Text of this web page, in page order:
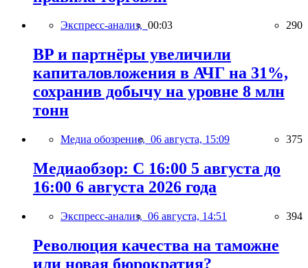
Экспресс-анализ, 00:03 290
BP и партнёры увеличили
капиталовложения в АЧГ на 31%,
сохранив добычу на уровне 8 млн
тонн
Медиа обозрение, 06 августа, 15:09 375
Медиаобзор: С 16:00 5 августа до
16:00 6 августа 2026 года
Экспресс-анализ, 06 августа, 14:51 394
Революция качества на таможне
или новая бюрократия?